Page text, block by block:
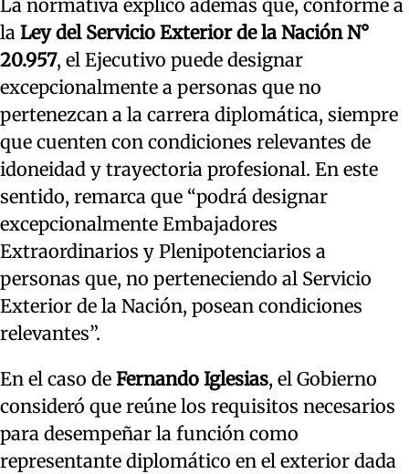
La normativa explicó además que, conforme a
la Ley del Servicio Exterior de la Nación N°
20.957, el Ejecutivo puede designar
excepcionalmente a personas que no
pertenezcan a la carrera diplomática, siempre
que cuenten con condiciones relevantes de
idoneidad y trayectoria profesional. En este
sentido, remarca que “podrá designar
excepcionalmente Embajadores
Extraordinarios y Plenipotenciarios a
personas que, no perteneciendo al Servicio
Exterior de la Nación, posean condiciones
relevantes”.
En el caso de Fernando Iglesias, el Gobierno
consideró que reúne los requisitos necesarios
para desempeñar la función como
representante diplomático en el exterior dada